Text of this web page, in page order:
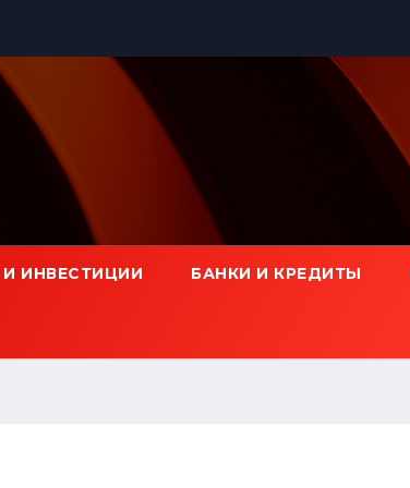
И ИНВЕСТИЦИИ БАНКИ И КРЕДИТЫ